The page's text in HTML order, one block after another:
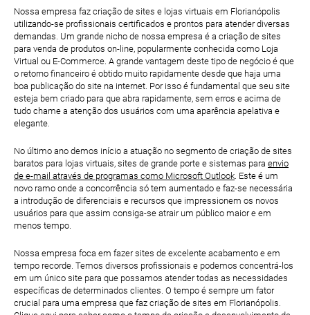
Nossa empresa faz criação de sites e lojas virtuais em Florianópolis
utilizando-se profissionais certificados e prontos para atender diversas
demandas. Um grande nicho de nossa empresa é a criação de sites
para venda de produtos on-line, popularmente conhecida como Loja
Virtual ou E-Commerce. A grande vantagem deste tipo de negócio é que
o retorno financeiro é obtido muito rapidamente desde que haja uma
boa publicação do site na internet. Por isso é fundamental que seu site
esteja bem criado para que abra rapidamente, sem erros e acima de
tudo chame a atenção dos usuários com uma aparência apelativa e
elegante.
No último ano demos início a atuação no segmento de criação de sites
baratos para lojas virtuais, sites de grande porte e sistemas para envio
de e-mail através de programas como Microsoft Outlook. Este é um
novo ramo onde a concorrência só tem aumentado e faz-se necessária
a introdução de diferenciais e recursos que impressionem os novos
usuários para que assim consiga-se atrair um público maior e em
menos tempo.
Nossa empresa foca em fazer sites de excelente acabamento e em
tempo recorde. Temos diversos profissionais e podemos concentrá-los
em um único site para que possamos atender todas as necessidades
específicas de determinados clientes. O tempo é sempre um fator
crucial para uma empresa que faz criação de sites em Florianópolis.